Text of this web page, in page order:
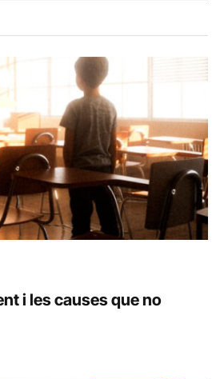
i les causes que no